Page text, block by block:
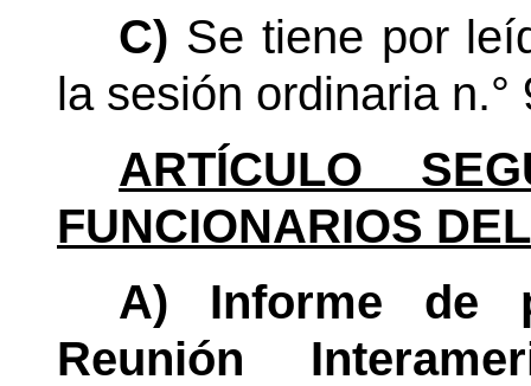
C) Se tiene por
la sesión ordinaria n.°
ARTÍCULO
FUNCIONARIOS
A) Informe de
Reunión